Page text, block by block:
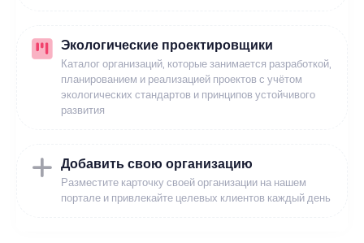
Экологические проектировщики
Каталог организаций, которые занимается разработкой,
планированием и реализацией проектов с учётом
экологических стандартов и принципов устойчивого
развития
Добавить свою организацию
Разместите карточку своей организации на нашем
портале и привлекайте целевых клиентов каждый день